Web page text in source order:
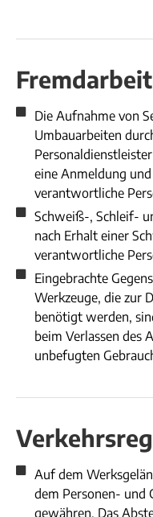
Die Aufnahme von
Umbauarbeiten
eine Anmeldung
verantwortliche
Schweiß-, Schleif-
nach Erhalt einer
verantwortliche
Eingebrachte
Werkzeuge, die zur
benötigt werden,
beim Verlassen des
unbefugten
Auf dem
dem Personen- und
gewähren. Das